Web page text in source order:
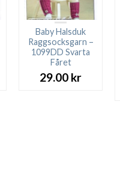
Baby Halsduk
Raggsocksgarn –
1099DD Svarta
Fåret
29.00 kr